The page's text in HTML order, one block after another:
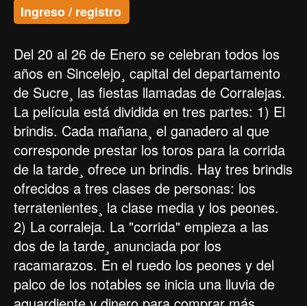
Ingreso / registro
Del 20 al 26 de Enero se celebran todos los
años en Sincelejo¸ capital del departamento
de Sucre¸ las fiestas llamadas de Corralejas.
La película está dividida en tres partes: 1) El
brindis. Cada mañana¸ el ganadero al que
corresponde prestar los toros para la corrida
de la tarde¸ ofrece un brindis. Hay tres brindis
ofrecidos a tres clases de personas: los
terratenientes¸ la clase media y los peones.
2) La corraleja. La "corrida" empieza a las
dos de la tarde¸ anunciada por los
racamarazos. En el ruedo los peones y del
palco de los notables se inicia una lluvia de